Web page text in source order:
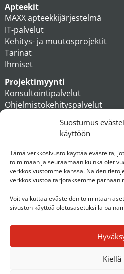
Suostumus
käyttöön
Tämä verkkosivusto käyttää evästeitä,
toimimaan ja seuraamaan kuinka olet
verkkosivustomme kanssa. Näiden
verkkosivustoa tarjotaksemme parhaan
Voit vaikuttaa evästeiden toimintaan
sivuston käyttöä oletusasetuksilla
Kiellä
Apteekit
MAXX apteekkijärjestelmä
IT-palvelut
Kehitys- ja muutosprojektit
Tarinat
Ihmiset
Projektimyynti
Konsultointipalvelut
Ohjelmistokehityspalvelut
Ihmiset
Konserni
Ota yhteyttä